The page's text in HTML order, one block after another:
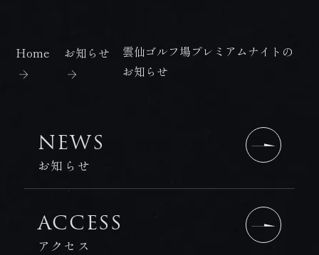
Home お知らせ
雲仙ゴルフ場プレミアムナイトの
お知らせ
NEWS
お知らせ
ACCESS
アクセス